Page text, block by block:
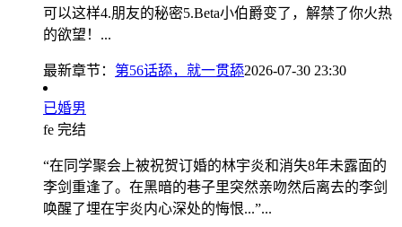
可以这样4.朋友的秘密5.Beta小伯爵变了，解禁了你火热
的欲望！...
最新章节： 第56话舔，就一贯舔2026-07-30 23:30
已婚男
fe 完结
“在同学聚会上被祝贺订婚的林宇炎和消失8年未露面的
李剑重逢了。在黑暗的巷子里突然亲吻然后离去的李剑
唤醒了埋在宇炎内心深处的悔恨...”...